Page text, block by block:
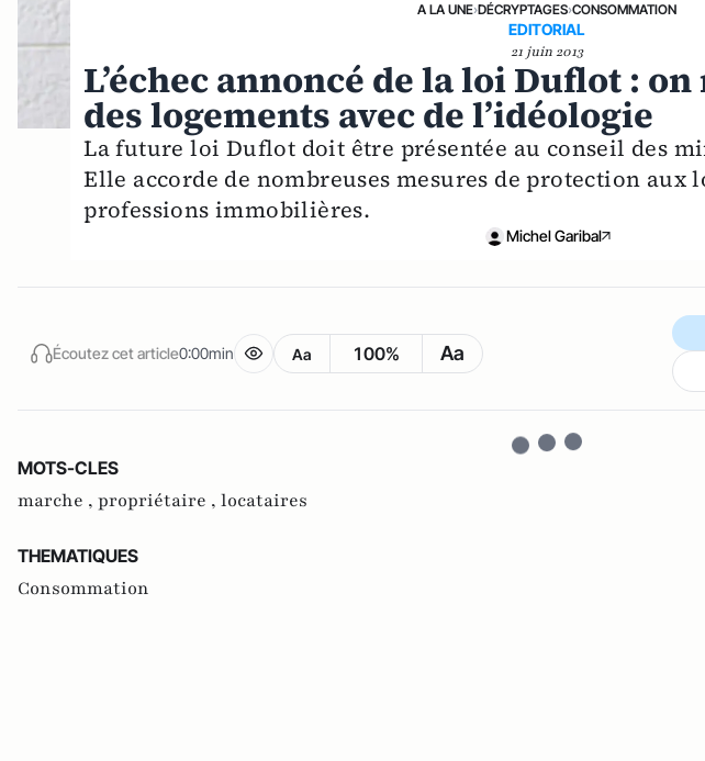
A LA UNE›DÉCRYPTAGES›CONSOMMATION
EDITORIAL
21 juin 2013
L’échec annoncé de la loi Duflot :
des logements avec de l’idéologie
La future loi Duflot doit être présentée au conseil des
Elle accorde de nombreuses mesures de protection aux
professions immobilières.
Michel Garibal
Écoutez cet article0:00min Aa 100% Aa
MOTS-CLES
marche , propriétaire , locataires
THEMATIQUES
Consommation